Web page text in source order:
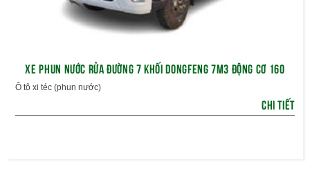
XE PHUN NƯỚC RỬA ĐƯỜNG 7 KHỐI DONGFENG 7M3 ĐỘNG CƠ 160
Ô tô xi téc (phun nước)
CHI TIẾT